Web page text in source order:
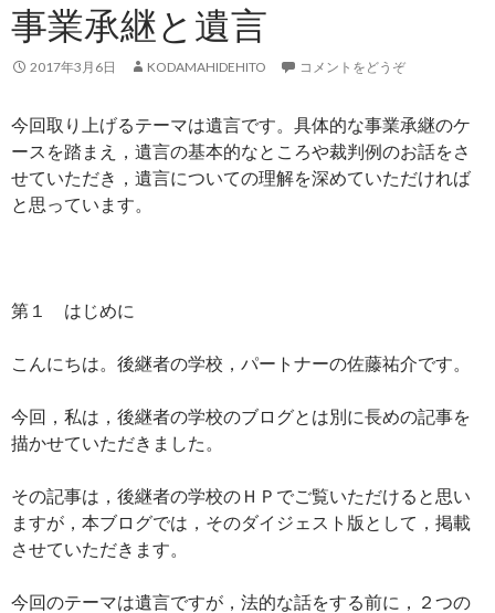
事業承継と遺言
2017年3月6日 KODAMAHIDEHITO コメントをどうぞ
今回取り上げるテーマは遺言です。具体的な事業承継のケ
ースを踏まえ，遺言の基本的なところや裁判例のお話をさ
せていただき，遺言についての理解を深めていただければ
と思っています。
第１ はじめに
こんにちは。後継者の学校，パートナーの佐藤祐介です。
今回，私は，後継者の学校のブログとは別に長めの記事を
描かせていただきました。
その記事は，後継者の学校のＨＰでご覧いただけると思い
ますが，本ブログでは，そのダイジェスト版として，掲載
させていただきます。
今回のテーマは遺言ですが，法的な話をする前に，２つの